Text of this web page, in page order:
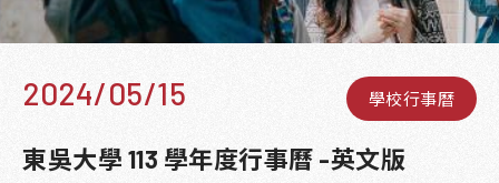
2024/05/15 學校行事曆
東吳大學 113 學年度行事曆 -英文版